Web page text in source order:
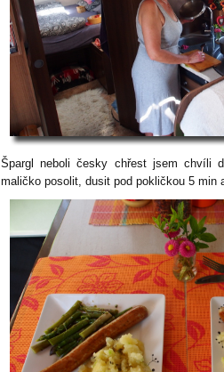
Špargl neboli česky chřest jsem chvíli
maličko posolit, dusit pod pokličkou 5